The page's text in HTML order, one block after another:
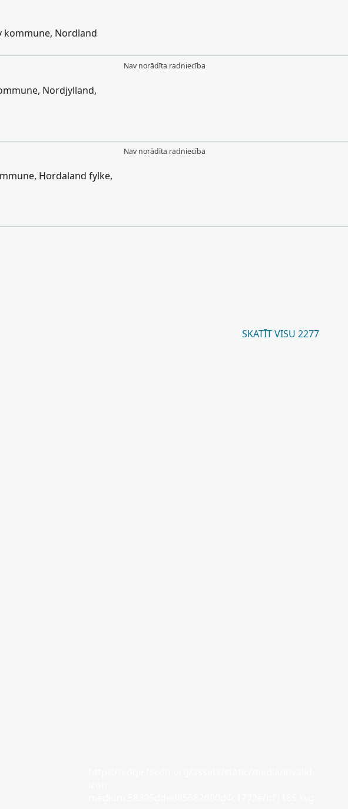
kommune, Nordland
Nordjylland,
Nav norādīta radniecība
Hordaland fylke,
Nav norādīta radniecība
SKATĪT VISU 2277